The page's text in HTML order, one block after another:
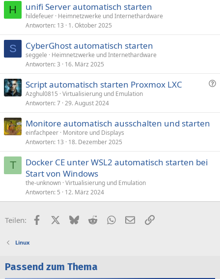
H unifi Server automatisch starten
hildefeuer Heimnetzwerke und Internethardware
Antworten 13 1. Oktober 2025
S CyberGhost automatisch starten
seggele
Heimnetzwerke und Internethardware
Antworten 3 16. März 2025
F
g
Script automatisch starten Proxmox LXC
Azghul0815 Virtualisierung und Emulation
Antworten 7 29. August 2024
Monitore automatisch ausschalten und starten
einfachpeer Monitore und Displays
Antworten 13 18. Dezember 2025
T
Docker CE unter WSL2 automatisch starten bei
Start von Windows
the-unknown Virtualisierung und Emulation
Antworten 5 12. März 2024
Teilen: FacebookX (Twitter)
BlueskyRedditWhatsApp
E-MailLink
Linux
Passend zum Thema